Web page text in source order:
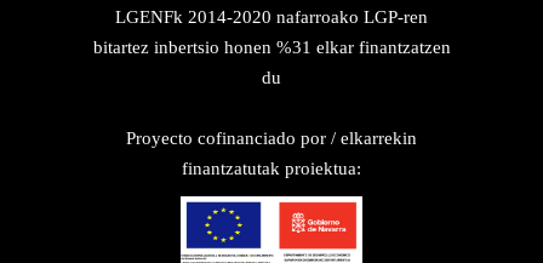
LGENFk 2014-2020 nafarroako LGP-ren
bitartez inbertsio honen %31 elkar finantzatzen
du
Proyecto cofinanciado por / elkarrekin
finantzatutak proiektua: